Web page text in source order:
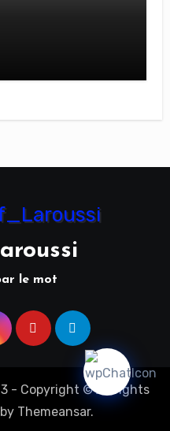
le mot
- Copyright © All rights
Themeansar.